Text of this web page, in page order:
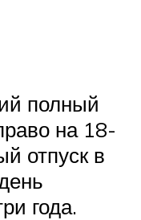
полный
на 18-
отпуск в
года.